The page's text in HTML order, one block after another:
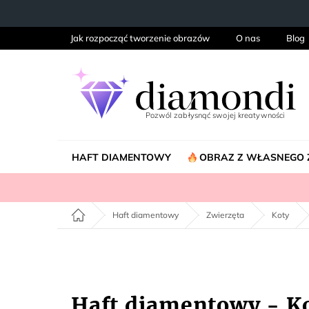
Jak rozpocząć tworzenie obrazów O nas Blog
HAFT DIAMENTOWY OBRAZ Z WŁASNEGO
Home Haft diamentowy Zwierzęta Koty